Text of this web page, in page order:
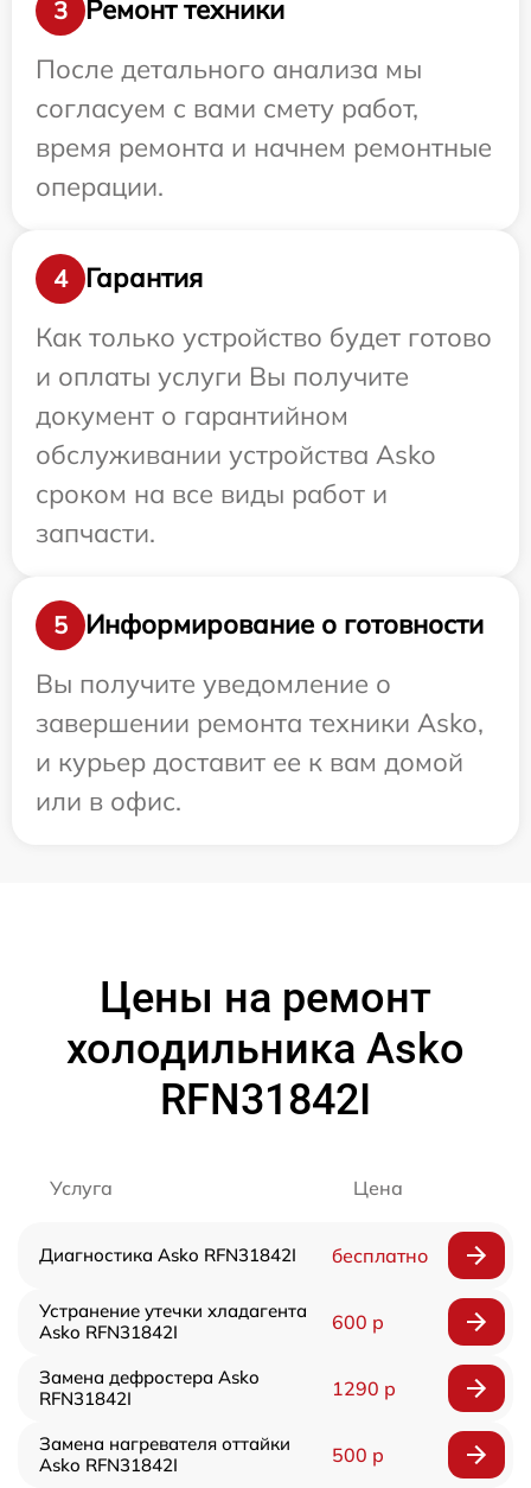
3
Ремонт техники
После детального анализа мы
согласуем с вами смету работ,
время ремонта и начнем ремонтные
операции.
4
Гарантия
Как только устройство будет готово
и оплаты услуги Вы получите
документ о гарантийном
обслуживании устройства Asko
сроком на все виды работ и
запчасти.
5
Информирование о готовности
Вы получите уведомление о
завершении ремонта техники Asko,
и курьер доставит ее к вам домой
или в офис.
Цены на ремонт
холодильника Asko
RFN31842I
Услуга Цена
Диагностика Asko RFN31842I бесплатно
Устранение утечки хладагента
Asko RFN31842I
600 р
Замена дефростера Asko
RFN31842I
1290 р
Замена нагревателя оттайки
Asko RFN31842I
500 р